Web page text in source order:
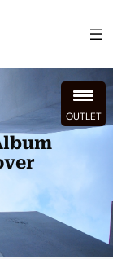
OUTLET